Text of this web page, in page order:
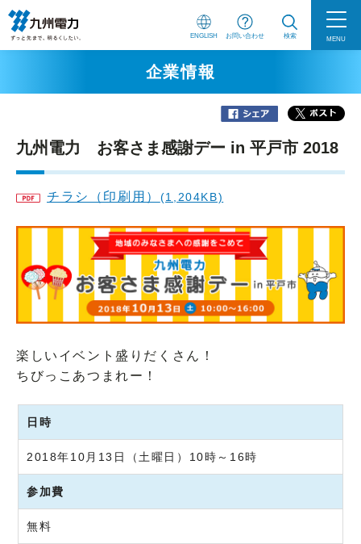
ENGLISH お問い合わせ 検索 MENU
企業情報
九州電力 お客さま感謝デー in 平戸市 2018
チラシ（印刷用） (1,204KB)
楽しいイベント盛りだくさん！
ちびっこあつまれー！
日時
2018年10月13日（土曜日）10時～16時
参加費
無料